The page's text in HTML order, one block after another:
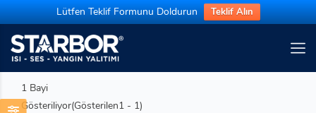
Lütfen Teklif Formunu Doldurun Teklif Alın
1 Bayi
Gösteriliyor(Gösterilen1 - 1)